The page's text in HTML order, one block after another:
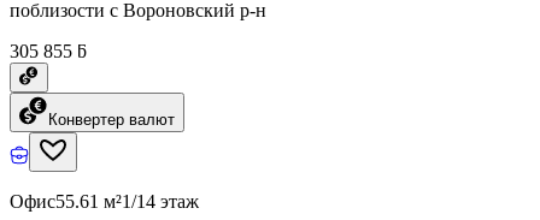
поблизости с Вороновский р-н
305 855 ƃ
Конвертер валют
Офис55.61 м²1/14 этаж